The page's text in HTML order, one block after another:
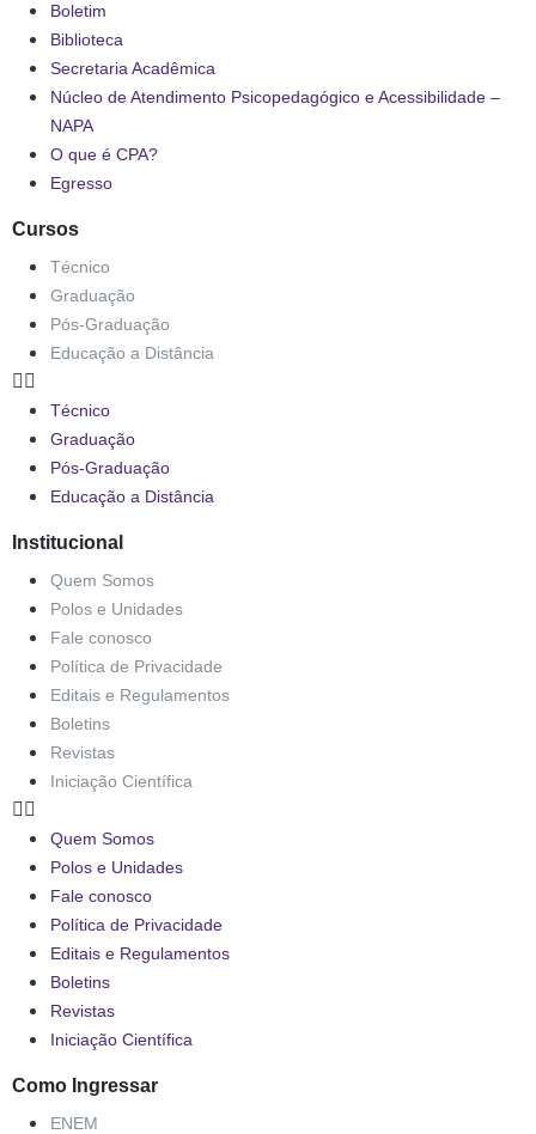
Boletim
Biblioteca
Secretaria Acadêmica
Núcleo de Atendimento Psicopedagógico e Acessibilidade –
NAPA
O que é CPA?
Egresso
Cursos
Técnico
Graduação
Pós-Graduação
Educação a Distância
Técnico
Graduação
Pós-Graduação
Educação a Distância
Institucional
Quem Somos
Polos e Unidades
Fale conosco
Política de Privacidade
Editais e Regulamentos
Boletins
Revistas
Iniciação Científica
Quem Somos
Polos e Unidades
Fale conosco
Política de Privacidade
Editais e Regulamentos
Boletins
Revistas
Iniciação Científica
Como Ingressar
ENEM